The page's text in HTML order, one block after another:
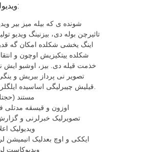
ویدیولیک تولیداتیمیز:
شونده ی که بیله میز بیر
تاثیرچن بوله دی، بیزنینگ ویدیو
اینگ یخشی شکلده امکان گه
شکلده ییتکیزیش اوچون و
خذمت قیله دی. بیز، اوشبو ایش
تصویر نی پرداز بیریش و
مستند
اوزون و قیسقه مدتلی
تصویرلیک خبرلرنی و
ویدیولیک
ایککی و اوچ بعدلیک انیمیشن
ویدیوکاست